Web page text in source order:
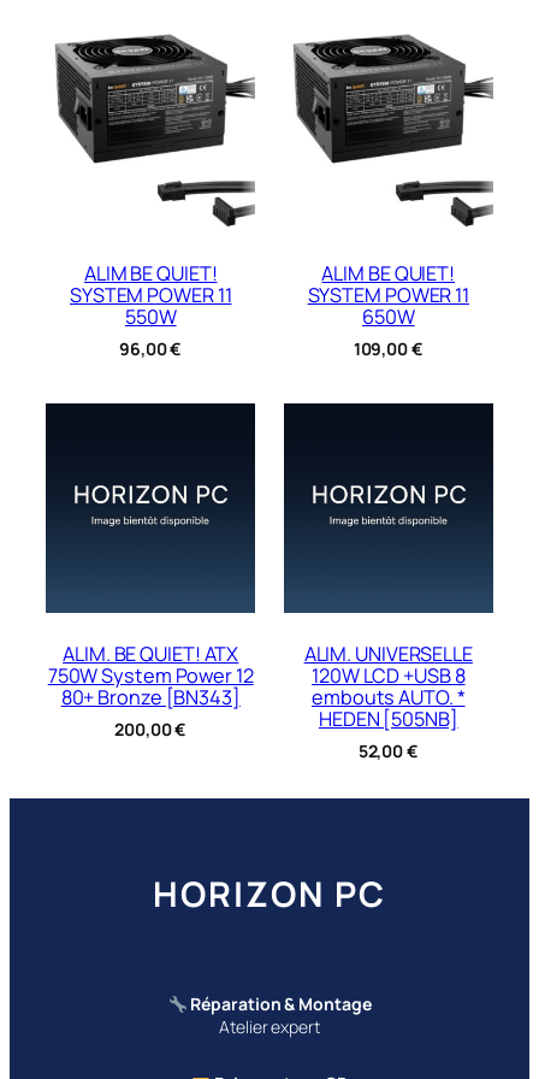
ALIM BE QUIET!
SYSTEM POWER 11
550W
96,00€
ALIM BE QUIET!
SYSTEM POWER 11
650W
109,00€
ALIM. BE QUIET! ATX
750W System Power 12
80+ Bronze [BN343]
200,00€
ALIM. UNIVERSELLE
120W LCD +USB 8
embouts AUTO. *
HEDEN [505NB]
52,00€
HORIZON PC
Réparation & Montage
Atelier expert